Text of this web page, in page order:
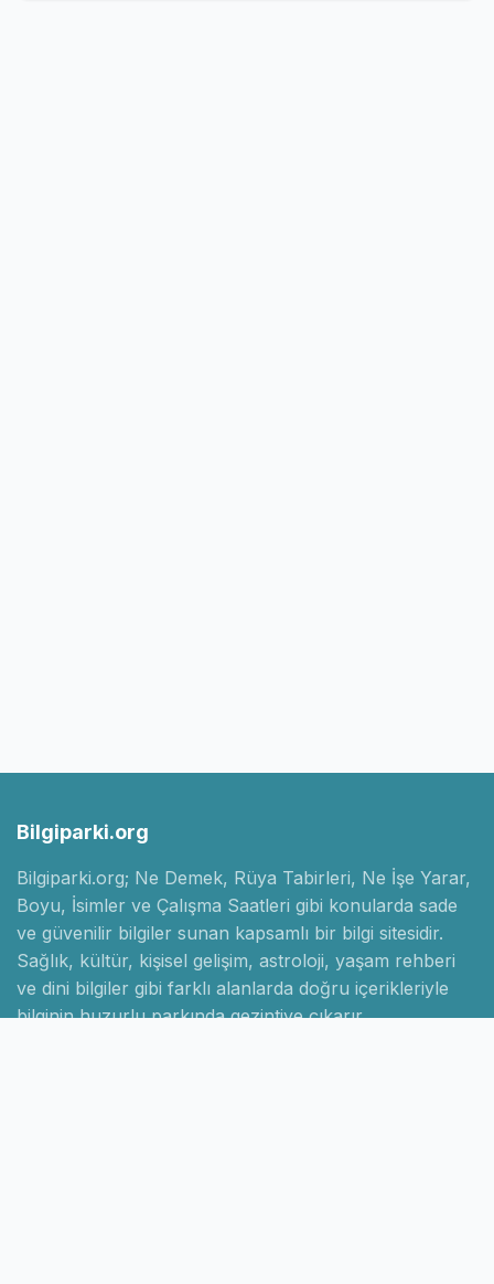
Bilgiparki.org
Bilgiparki.org; Ne Demek, Rüya Tabirleri, Ne İşe Yarar,
Boyu, İsimler ve Çalışma Saatleri gibi konularda sade
ve güvenilir bilgiler sunan kapsamlı bir bilgi sitesidir.
Sağlık, kültür, kişisel gelişim, astroloji, yaşam rehberi
ve dini bilgiler gibi farklı alanlarda doğru içerikleriyle
bilginin huzurlu parkında gezintiye çıkarır.